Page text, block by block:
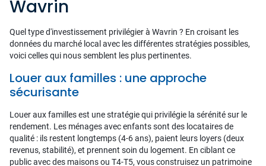
Wavrin
Quel type d'investissement privilégier à Wavrin ? En croisant les
données du marché local avec les différentes stratégies possibles,
voici celles qui nous semblent les plus pertinentes.
Louer aux familles : une approche
sécurisante
Louer aux familles est une stratégie qui privilégie la sérénité sur le
rendement. Les ménages avec enfants sont des locataires de
qualité : ils restent longtemps (4-6 ans), paient leurs loyers (deux
revenus, stabilité), et prennent soin du logement. En ciblant ce
public avec des maisons ou T4-T5, vous construisez un patrimoine